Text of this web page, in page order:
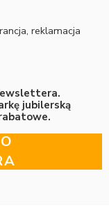
reklamacja
jubilerską